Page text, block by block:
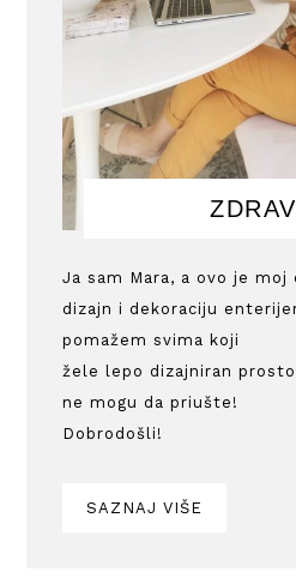
Ja sam Mara, a ovo je
dizajn i dekoraciju
pomažem svima koji
žele lepo dizajniran
ne mogu da priušte!
Dobrodošli!
SAZNAJ VIŠE